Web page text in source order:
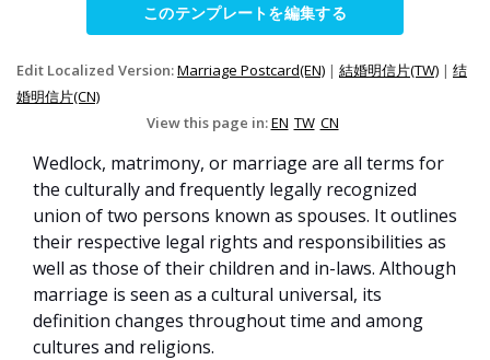
このテンプレートを編集する
Edit Localized Version:Marriage Postcard(EN) | 結婚明信片(TW) | 结
婚明信片(CN)
View this page in:EN TW CN
Wedlock, matrimony, or marriage are all terms for
the culturally and frequently legally recognized
union of two persons known as spouses. It outlines
their respective legal rights and responsibilities as
well as those of their children and in-laws. Although
marriage is seen as a cultural universal, its
definition changes throughout time and among
cultures and religions.